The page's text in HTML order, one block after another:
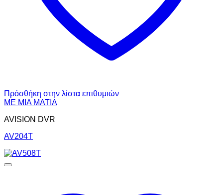
Πρόσθήκη στην λίστα επιθυμιών
ΜΕ ΜΙΑ ΜΑΤΙΑ
AVISION DVR
AV204T